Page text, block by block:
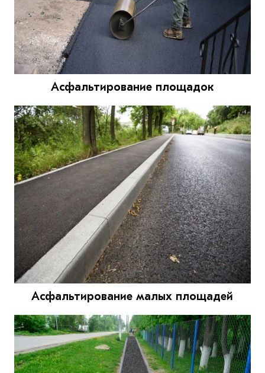
Асфальтирование площадок
Асфальтирование малых площадей